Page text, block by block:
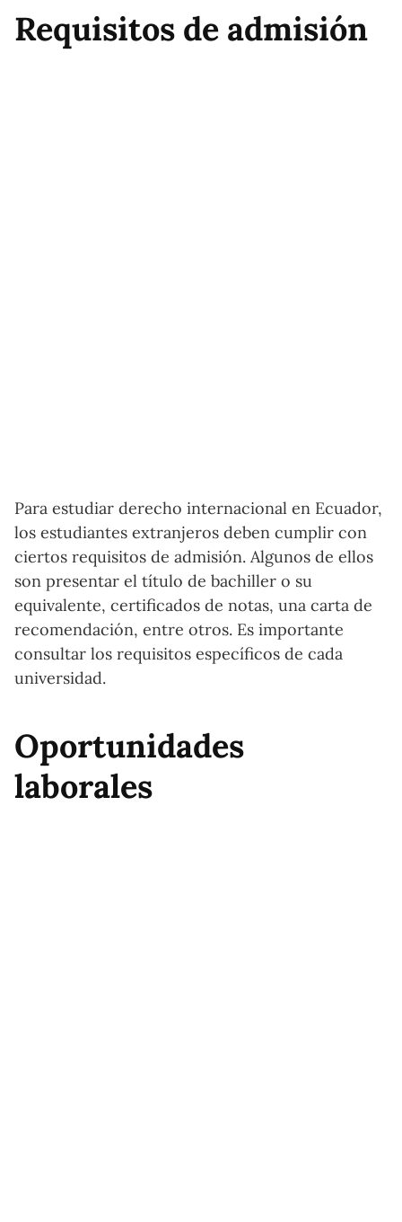
Requisitos de admisión
Para estudiar derecho internacional en Ecuador,
los estudiantes extranjeros deben cumplir con
ciertos requisitos de admisión. Algunos de ellos
son presentar el título de bachiller o su
equivalente, certificados de notas, una carta de
recomendación, entre otros. Es importante
consultar los requisitos específicos de cada
universidad.
Oportunidades
laborales